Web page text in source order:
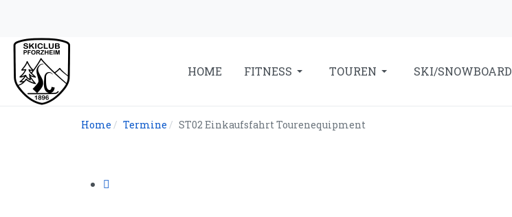
HOME FITNESS TOUREN SKI/SNOWBOARD
Home Termine ST02 Einkaufsfahrt Tourenequipment